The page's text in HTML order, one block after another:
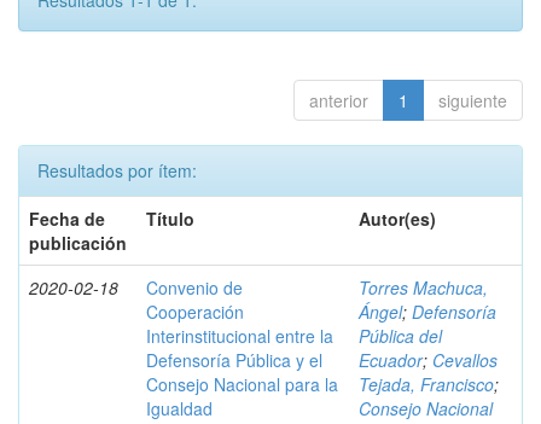
anterior 1 siguiente
Resultados por ítem:
Fecha de
publicación
Título Autor(es)
2020-02-18
Convenio de
Cooperación
Interinstitucional entre la
Defensoría Pública y el
Consejo Nacional para la
Igualdad
Torres Machuca,
Ángel; Defensoría
Pública del
Ecuador; Cevallos
Tejada, Francisco;
Consejo Nacional